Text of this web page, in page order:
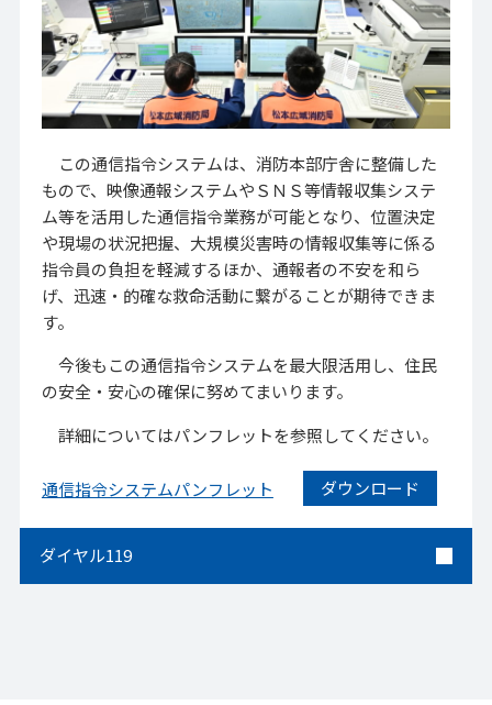
この通信指令システムは、消防本部庁舎に整備した
もので、映像通報システムやＳＮＳ等情報収集システ
ム等を活用した通信指令業務が可能となり、位置決定
や現場の状況把握、大規模災害時の情報収集等に係る
指令員の負担を軽減するほか、通報者の不安を和ら
げ、迅速・的確な救命活動に繋がることが期待できま
す。
今後もこの通信指令システムを最大限活用し、住民
の安全・安心の確保に努めてまいります。
詳細についてはパンフレットを参照してください。
通信指令システムパンフレット ダウンロード
ダイヤル119